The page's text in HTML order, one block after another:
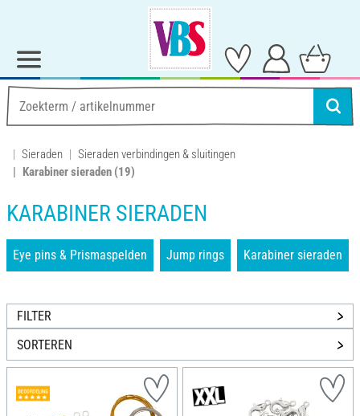
Sieraden
Sieraden verbindingen & sluitingen
Karabiner sieraden (19)
KARABINER SIERADEN
Eye pins & Prismaspelden Jump rings Karabiner sieraden
FILTER
SORTEREN